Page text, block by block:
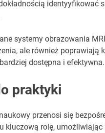
identyyfikować
systemy obrazowania
ale również poprawiają
dostępna i efektywna.
praktyki
przenosi się
rolę,